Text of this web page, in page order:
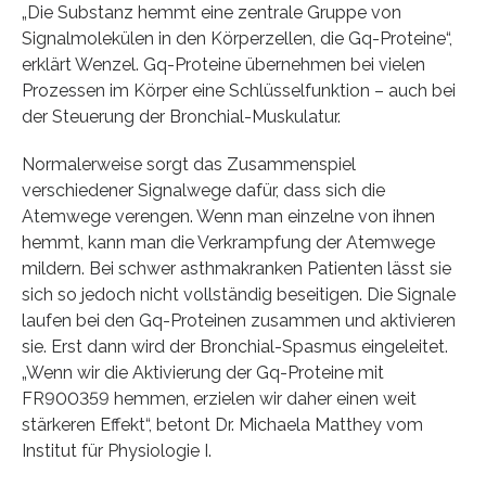
„Die Substanz hemmt eine zentrale Gruppe von
Signalmolekülen in den Körperzellen, die Gq-Proteine“,
erklärt Wenzel. Gq-Proteine übernehmen bei vielen
Prozessen im Körper eine Schlüsselfunktion – auch bei
der Steuerung der Bronchial-Muskulatur.
Normalerweise sorgt das Zusammenspiel
verschiedener Signalwege dafür, dass sich die
Atemwege verengen. Wenn man einzelne von ihnen
hemmt, kann man die Verkrampfung der Atemwege
mildern. Bei schwer asthmakranken Patienten lässt sie
sich so jedoch nicht vollständig beseitigen. Die Signale
laufen bei den Gq-Proteinen zusammen und aktivieren
sie. Erst dann wird der Bronchial-Spasmus eingeleitet.
„Wenn wir die Aktivierung der Gq-Proteine mit
FR900359 hemmen, erzielen wir daher einen weit
stärkeren Effekt“, betont Dr. Michaela Matthey vom
Institut für Physiologie I.